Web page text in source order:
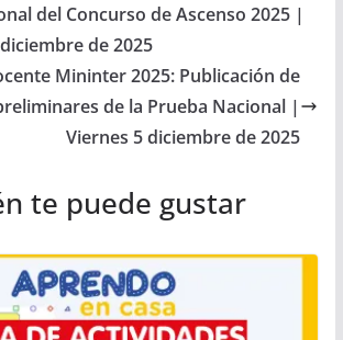
del Concurso de Ascenso 2025 |
de 2025
Mininter 2025: Publicación de
de la Prueba Nacional |
Viernes 5 diciembre de 2025
te puede gustar